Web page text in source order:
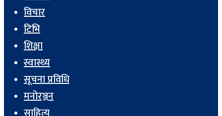
विचार
टिभि
शिक्षा
स्वास्थ्य
सूचना प्रविधि
मनोरञ्जन